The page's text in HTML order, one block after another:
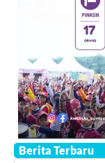
Berita Terbaru